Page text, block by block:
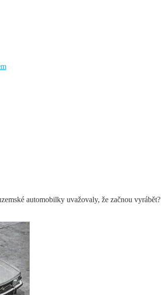
automobilky uvažovaly, že začnou vyrábět?